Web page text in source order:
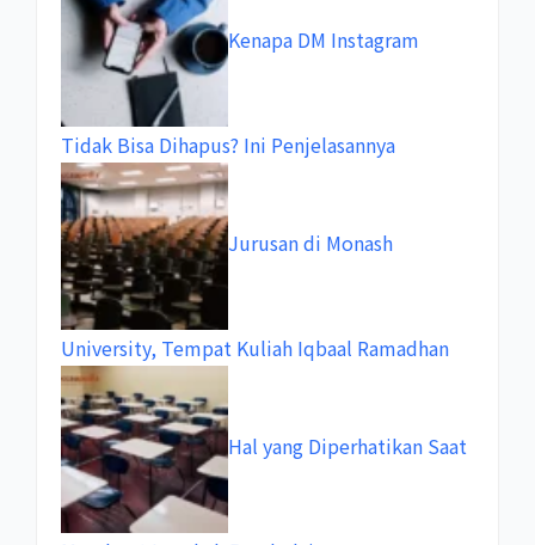
Kenapa DM Instagram
Tidak Bisa Dihapus? Ini Penjelasannya
Jurusan di Monash
University, Tempat Kuliah Iqbaal Ramadhan
Hal yang Diperhatikan Saat